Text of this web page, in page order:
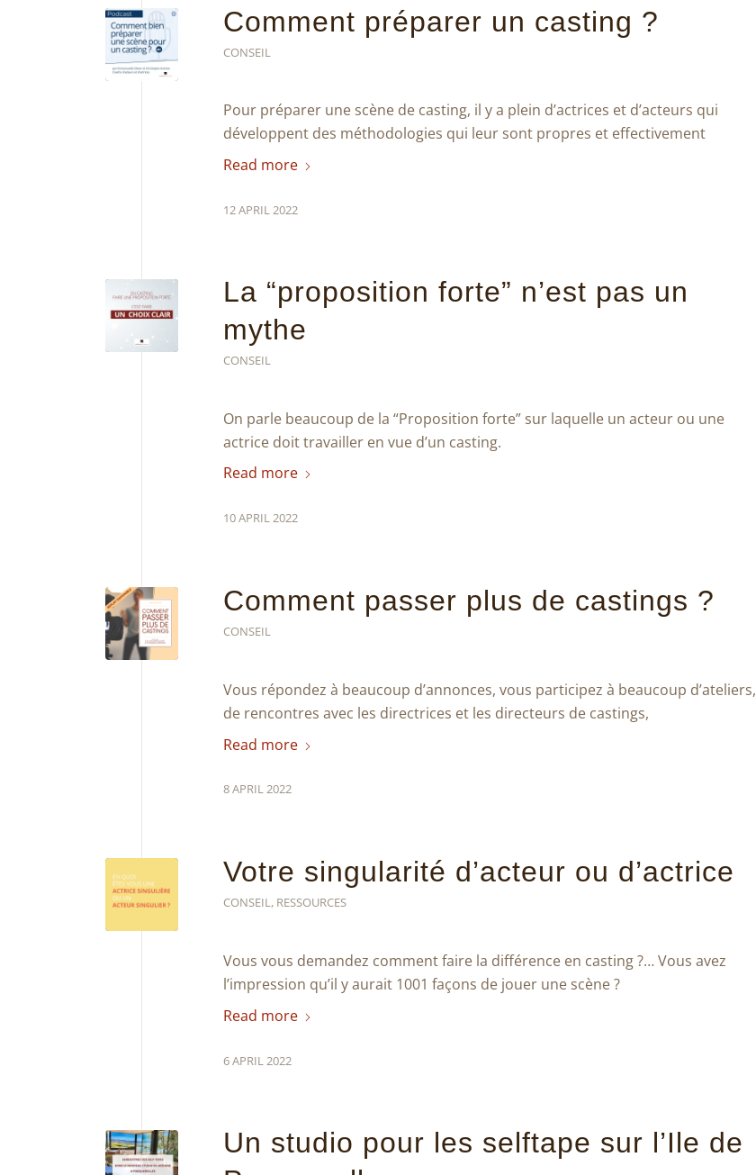
Comment préparer un casting ?
CONSEIL
Pour préparer une scène de casting, il y a plein d’actrices et d’acteurs qui
développent des méthodologies qui leur sont propres et effectivement
Read more
12 APRIL 2022
La “proposition forte” n’est pas un
mythe
CONSEIL
On parle beaucoup de la “Proposition forte” sur laquelle un acteur ou une
actrice doit travailler en vue d’un casting.
Read more
10 APRIL 2022
Comment passer plus de castings ?
CONSEIL
Vous répondez à beaucoup d’annonces, vous participez à beaucoup d’ateliers,
de rencontres avec les directrices et les directeurs de castings,
Read more
8 APRIL 2022
Votre singularité d’acteur ou d’actrice
CONSEIL, RESSOURCES
Vous vous demandez comment faire la différence en casting ?… Vous avez
l’impression qu’il y aurait 1001 façons de jouer une scène ?
Read more
6 APRIL 2022
Un studio pour les selftape sur l’Ile de